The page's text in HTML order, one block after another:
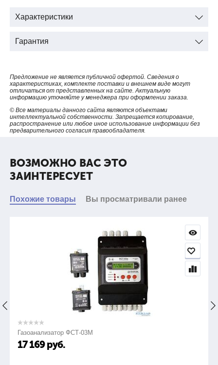
стабилизирующей обмазки
в конструкции предусмотрен встроенный датчик
ЭДБ-1П является наличие стабилизирующей обмазки.
Средний потенциал датчика в нейтральном водном
2.
Переходное сопротивление датчика в водном
электролите, не более, Ом
200
соответствии с инструкцией по эксплуатации.
Характеристики
Гарантия
Предложение не является публичной офертой. Сведения о
характеристиках, комплекте поставки и внешнем виде могут
отличаться от представленных на сайте. Актуальную
информацию уточняйте у менеджера при оформлении заказа.
© Все материалы данного сайта являются объектами
интеллектуальной собственности. Запрещается копирование,
распространение или любое иное использование информации без
предварительного согласия правообладателя.
ВОЗМОЖНО ВАС ЭТО
ЗАИНТЕРЕСУЕТ
Похожие товары Вы просматривали ранее
Газоанализатор ФСТ-03М
17 169 руб.